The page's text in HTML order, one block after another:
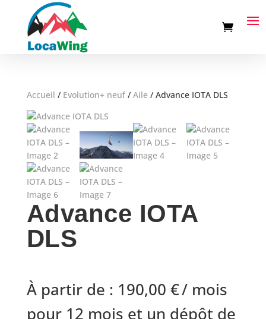
Accueil / Evolution+ neuf/ Aile/ Advance IOTA DLS
Advance IOTA
DLS
À partir de : 190,00 €/ mois
pour 12 mois et un dépôt de